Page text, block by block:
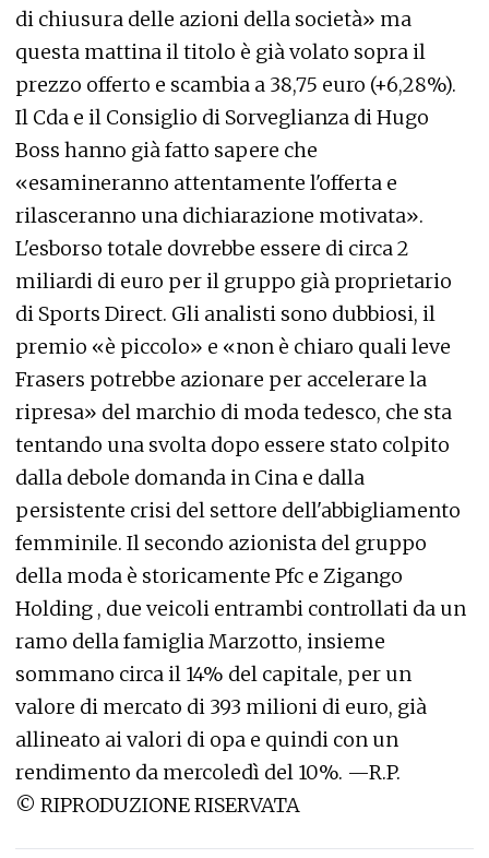
di chiusura delle azioni della società» ma
questa mattina il titolo è già volato sopra il
prezzo offerto e scambia a 38,75 euro (+6,28%).
Il Cda e il Consiglio di Sorveglianza di Hugo
Boss hanno già fatto sapere che
«esamineranno attentamente l'offerta e
rilasceranno una dichiarazione motivata».
L'esborso totale dovrebbe essere di circa 2
miliardi di euro per il gruppo già proprietario
di Sports Direct. Gli analisti sono dubbiosi, il
premio «è piccolo» e «non è chiaro quali leve
Frasers potrebbe azionare per accelerare la
ripresa» del marchio di moda tedesco, che sta
tentando una svolta dopo essere stato colpito
dalla debole domanda in Cina e dalla
persistente crisi del settore dell'abbigliamento
femminile. Il secondo azionista del gruppo
della moda è storicamente Pfc e Zigango
Holding , due veicoli entrambi controllati da un
ramo della famiglia Marzotto, insieme
sommano circa il 14% del capitale, per un
valore di mercato di 393 milioni di euro, già
allineato ai valori di opa e quindi con un
rendimento da mercoledì del 10%. —R.P.
© RIPRODUZIONE RISERVATA